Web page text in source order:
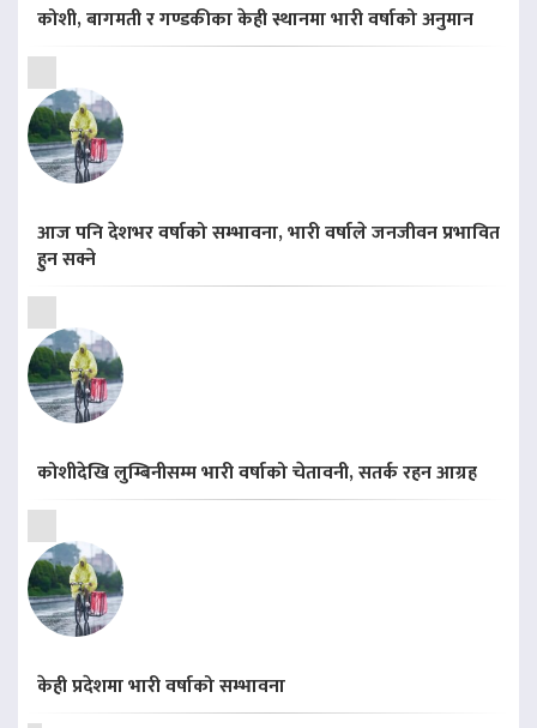
कोशी, बागमती र गण्डकीका केही स्थानमा भारी वर्षाको अनुमान
आज पनि देशभर वर्षाको सम्भावना, भारी वर्षाले जनजीवन प्रभावित
हुन सक्ने
कोशीदेखि लुम्बिनीसम्म भारी वर्षाको चेतावनी, सतर्क रहन आग्रह
केही प्रदेशमा भारी वर्षाको सम्भावना